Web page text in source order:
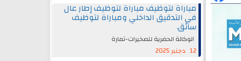
مباراة لتوظيف مباراة لتوظيف إطار عال
في التدقيق الداخلي ومباراة لتوظيف
سائق.
الوكالة الحضرية للصخيرات-تمارة
12 دجنبر 2025